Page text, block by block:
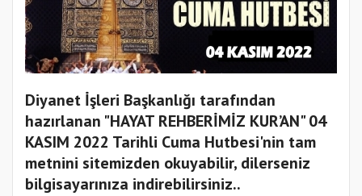
Diyanet İşleri Başkanlığı tarafından
hazırlanan "HAYAT REHBERİMİZ KUR’AN" 04
KASIM 2022 Tarihli Cuma Hutbesi'nin tam
metnini sitemizden okuyabilir, dilerseniz
bilgisayarınıza indirebilirsiniz..